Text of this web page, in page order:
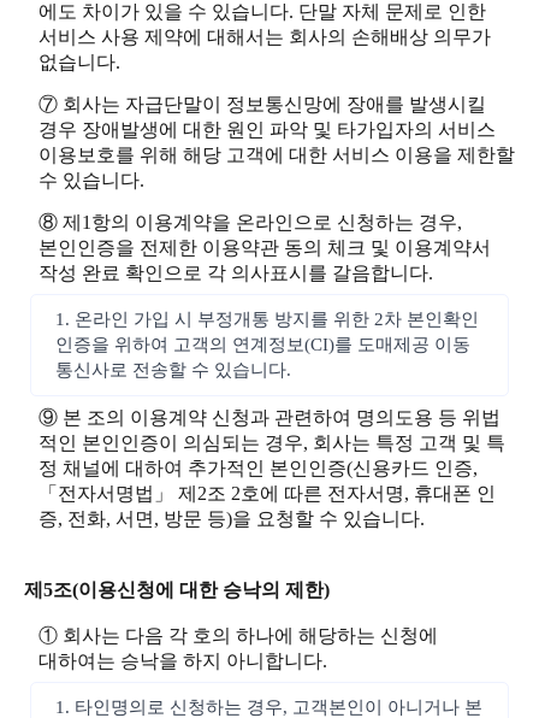
에도 차이가 있을 수 있습니다. 단말 자체 문제로 인한
서비스 사용 제약에 대해서는 회사의 손해배상 의무가
없습니다.
⑦ 회사는 자급단말이 정보통신망에 장애를 발생시킬
경우 장애발생에 대한 원인 파악 및 타가입자의 서비스
이용보호를 위해 해당 고객에 대한 서비스 이용을 제한할
수 있습니다.
⑧ 제1항의 이용계약을 온라인으로 신청하는 경우,
본인인증을 전제한 이용약관 동의 체크 및 이용계약서
작성 완료 확인으로 각 의사표시를 갈음합니다.
1. 온라인 가입 시 부정개통 방지를 위한 2차 본인확인
인증을 위하여 고객의 연계정보(CI)를 도매제공 이동
통신사로 전송할 수 있습니다.
⑨ 본 조의 이용계약 신청과 관련하여 명의도용 등 위법
적인 본인인증이 의심되는 경우, 회사는 특정 고객 및 특
정 채널에 대하여 추가적인 본인인증(신용카드 인증,
「전자서명법」 제2조 2호에 따른 전자서명, 휴대폰 인
증, 전화, 서면, 방문 등)을 요청할 수 있습니다.
제5조(이용신청에 대한 승낙의 제한)
① 회사는 다음 각 호의 하나에 해당하는 신청에
대하여는 승낙을 하지 아니합니다.
1. 타인명의로 신청하는 경우, 고객본인이 아니거나 본